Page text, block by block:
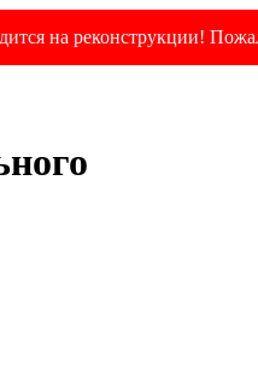
на реконструкции!